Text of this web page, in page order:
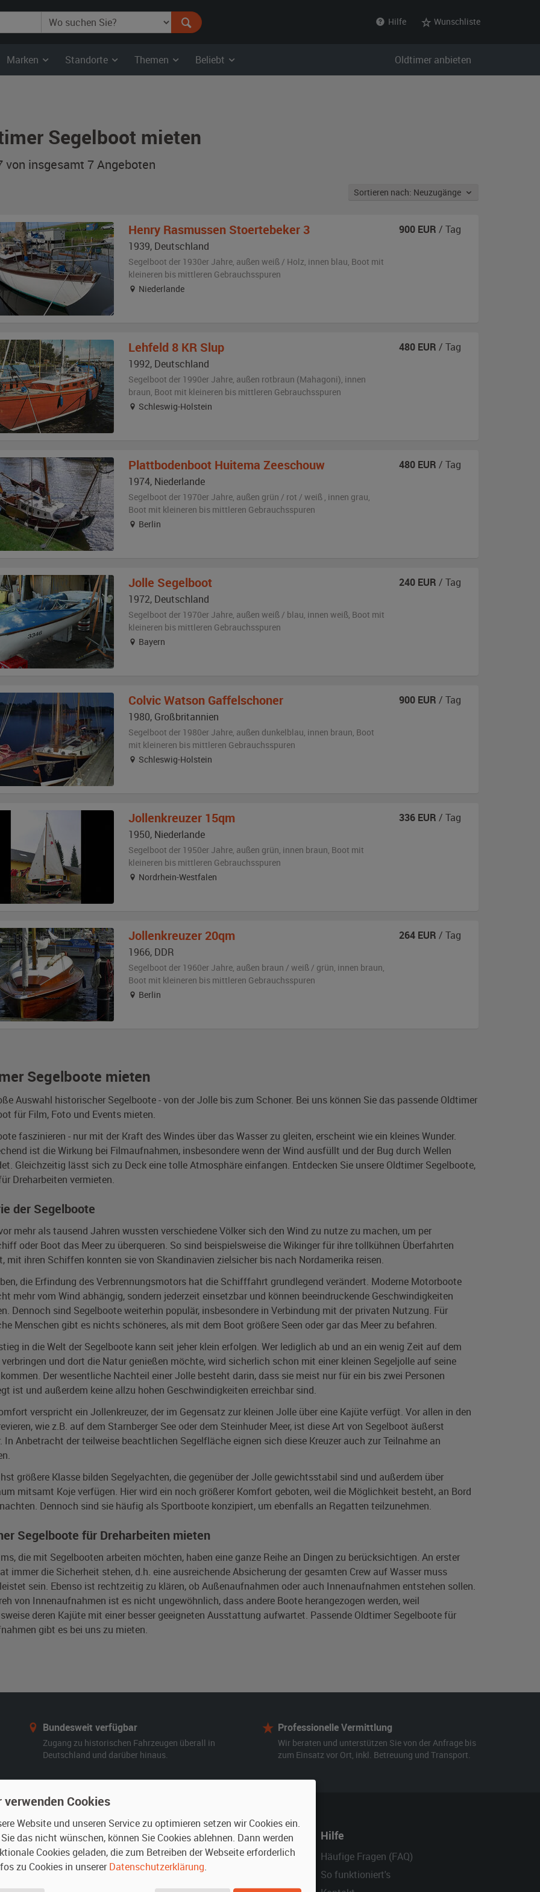
Hilfe Wunschliste
Marken Standorte Themen Beliebt Oldtimer anbieten
Segelboot mieten
von insgesamt 7Angeboten
Sortieren nach: Neuzugänge
Segelboote mieten
Auswahl historischer Segelboote - von der Jolle bis zum Schoner. Bei uns können Sie das passende Oldtimer
für Film, Foto und Events mieten.
faszinieren - nur mit der Kraft des Windes über das Wasser zu gleiten, erscheint wie ein kleines Wunder.
ist die Wirkung bei Filmaufnahmen, insbesondere wenn der Wind ausfüllt und der Bug durch Wellen
Gleichzeitig lässt sich zu Deck eine tolle Atmosphäre einfangen. Entdecken Sie unsere Oldtimer Segelboote,
Dreharbeiten vermieten.
der Segelboote
mehr als tausend Jahren wussten verschiedene Völker sich den Wind zu nutze zu machen, um per
oder Boot das Meer zu überqueren. So sind beispielsweise die Wikinger für ihre tollkühnen Überfahrten
mit ihren Schiffen konnten sie von Skandinavien zielsicher bis nach Nordamerika reisen.
die Erfindung des Verbrennungsmotors hat die Schifffahrt grundlegend verändert. Moderne Motorboote
mehr vom Wind abhängig, sondern jederzeit einsetzbar und können beeindruckende Geschwindigkeiten
Dennoch sind Segelboote weiterhin populär, insbesondere in Verbindung mit der privaten Nutzung. Für
Menschen gibt es nichts schöneres, als mit dem Boot größere Seen oder gar das Meer zu befahren.
in die Welt der Segelboote kann seit jeher klein erfolgen. Wer lediglich ab und an ein wenig Zeit auf dem
und dort die Natur genießen möchte, wird sicherlich schon mit einer kleinen Segeljolle auf seine
Der wesentliche Nachteil einer Jolle besteht darin, dass sie meist nur für ein bis zwei Personen
ist und außerdem keine allzu hohen Geschwindigkeiten erreichbar sind.
verspricht ein Jollenkreuzer, der im Gegensatz zur kleinen Jolle über eine Kajüte verfügt. Vor allen in den
wie z.B. auf dem Starnberger See oder dem Steinhuder Meer, ist diese Art von Segelboot äußerst
In Anbetracht der teilweise beachtlichen Segelfläche eignen sich diese Kreuzer auch zur Teilnahme an
größere Klasse bilden Segelyachten, die gegenüber der Jolle gewichtsstabil sind und außerdem über
mitsamt Koje verfügen. Hier wird ein noch größerer Komfort geboten, weil die Möglichkeit besteht, an Bord
Dennoch sind sie häufig als Sportboote konzipiert, um ebenfalls an Regatten teilzunehmen.
Segelboote für Dreharbeiten mieten
die mit Segelbooten arbeiten möchten, haben eine ganze Reihe an Dingen zu berücksichtigen. An erster
immer die Sicherheit stehen, d.h. eine ausreichende Absicherung der gesamten Crew auf Wasser muss
sein. Ebenso ist rechtzeitig zu klären, ob Außenaufnahmen oder auch Innenaufnahmen entstehen sollen.
von Innenaufnahmen ist es nicht ungewöhnlich, dass andere Boote herangezogen werden, weil
deren Kajüte mit einer besser geeigneten Ausstattung aufwartet. Passende Oldtimer Segelboote für
gibt es bei uns zu mieten.
Henry Rasmussen Stoertebeker 3
1939, Deutschland
Segelboot der 1930er Jahre, außen weiß / Holz, innen blau, Boot mit
kleineren bis mittleren Gebrauchsspuren
Niederlande
900 EUR / Tag
Lehfeld 8 KR Slup
1992, Deutschland
Segelboot der 1990er Jahre, außen rotbraun (Mahagoni), innen
braun, Boot mit kleineren bis mittleren Gebrauchsspuren
Schleswig-Holstein
480 EUR / Tag
Plattbodenboot Huitema Zeeschouw
1974, Niederlande
Segelboot der 1970er Jahre, außen grün / rot / weiß , innen grau,
Boot mit kleineren bis mittleren Gebrauchsspuren
Berlin
480 EUR / Tag
Jolle Segelboot
1972, Deutschland
Segelboot der 1970er Jahre, außen weiß / blau, innen weiß, Boot mit
kleineren bis mittleren Gebrauchsspuren
Bayern
240 EUR / Tag
Colvic Watson Gaffelschoner
1980, Großbritannien
Segelboot der 1980er Jahre, außen dunkelblau, innen braun, Boot
mit kleineren bis mittleren Gebrauchsspuren
Schleswig-Holstein
900 EUR / Tag
Jollenkreuzer 15qm
1950, Niederlande
Segelboot der 1950er Jahre, außen grün, innen braun, Boot mit
kleineren bis mittleren Gebrauchsspuren
Nordrhein-Westfalen
336 EUR / Tag
Jollenkreuzer 20qm
1966, DDR
Segelboot der 1960er Jahre, außen braun / weiß / grün, innen braun,
Boot mit kleineren bis mittleren Gebrauchsspuren
Berlin
264 EUR / Tag
Bundesweit verfügbar
Zugang zu historischen Fahrzeugen überall in
Deutschland und darüber hinaus.
Professionelle Vermittlung
Wir beraten und unterstützen Sie von der Anfrage bis
zum Einsatz vor Ort, inkl. Betreuung und Transport.
mieten
Suche
Vermieten
Oldtimer anmelden
Fotos senden
Hilfe
Häufige Fragen (FAQ)
So funktioniert's
verwenden Cookies
Website und unseren Service zu optimieren setzen wir Cookies ein.
das nicht wünschen, können Sie Cookies ablehnen. Dann werden
Cookies geladen, die zum Betreiben der Webseite erforderlich
zu Cookies in unsererDatenschutzerklärung.